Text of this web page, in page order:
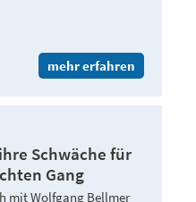
mehr erfahren
Schwäche für
Gang
mit Wolfgang Bellmer